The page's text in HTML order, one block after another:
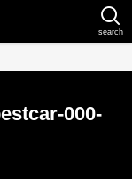
search
000-